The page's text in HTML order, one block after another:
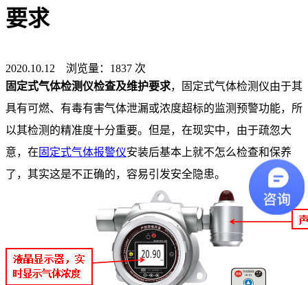
要求
2020.10.12 浏览量：1837 次
固定式气体检测仪检查及维护要求，固定式气体检测仪由于其
具有可燃、有毒有害气体泄漏或浓度超标的监测预警功能，所
以其检测的精准度十分重要。但是，在现实中，由于疏忽大
意，在 固定式气体报警仪安装后基本上就不怎么检查和保养
了，其实这是不正确的，容易引发安全隐患。